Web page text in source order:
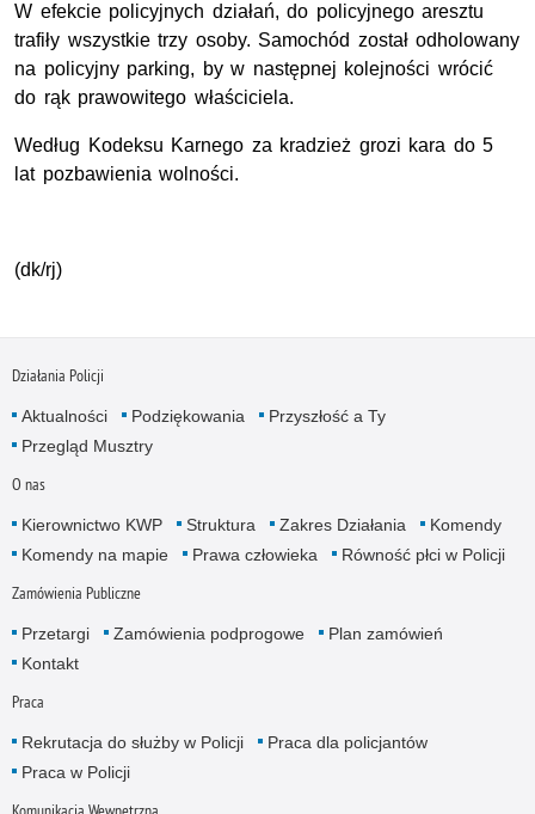
W efekcie policyjnych działań, do policyjnego aresztu
trafiły wszystkie trzy osoby. Samochód został odholowany
na policyjny parking, by w następnej kolejności wrócić
do rąk prawowitego właściciela.
Według Kodeksu Karnego za kradzież grozi kara do 5
lat pozbawienia wolności.
(dk/rj)
Działania Policji
Aktualności Podziękowania
Przyszłość a Ty
Przegląd Musztry
O nas
Kierownictwo KWP Struktura Zakres Działania
Komendy
Komendy na mapie
Prawa człowieka Równość płci w Policji
Zamówienia Publiczne
Przetargi Zamówienia podprogowe
Plan zamówień
Kontakt
Praca
Rekrutacja do służby w Policji
Praca dla policjantów
Praca w Policji